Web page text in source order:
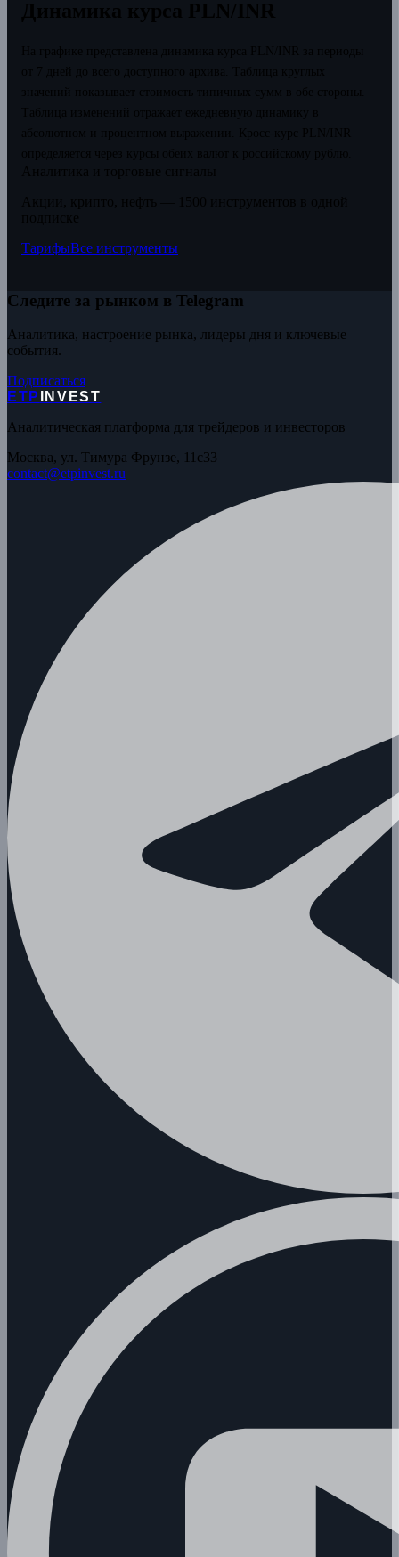
ТарифыВсе инструменты
Следите за рынком в Telegram
Аналитика, настроение рынка, лидеры дня и ключевые
события.
Подписаться
ETP
INVEST
Аналитическая платформа для трейдеров и инвесторов
Москва, ул. Тимура Фрунзе, 11с33
contact@etpinvest.ru